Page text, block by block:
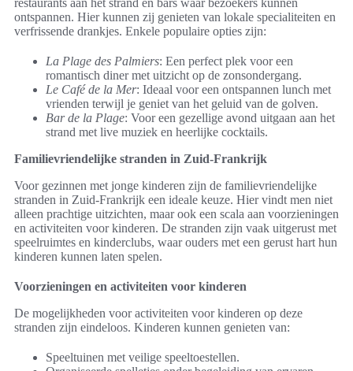
restaurants aan het strand en bars waar bezoekers kunnen
ontspannen. Hier kunnen zij genieten van lokale specialiteiten en
verfrissende drankjes. Enkele populaire opties zijn:
La Plage des Palmiers: Een perfect plek voor een
romantisch diner met uitzicht op de zonsondergang.
Le Café de la Mer: Ideaal voor een ontspannen lunch met
vrienden terwijl je geniet van het geluid van de golven.
Bar de la Plage: Voor een gezellige avond uitgaan aan het
strand met live muziek en heerlijke cocktails.
Familievriendelijke stranden in Zuid-Frankrijk
Voor gezinnen met jonge kinderen zijn de familievriendelijke
stranden in Zuid-Frankrijk een ideale keuze. Hier vindt men niet
alleen prachtige uitzichten, maar ook een scala aan voorzieningen
en activiteiten voor kinderen. De stranden zijn vaak uitgerust met
speelruimtes en kinderclubs, waar ouders met een gerust hart hun
kinderen kunnen laten spelen.
Voorzieningen en activiteiten voor kinderen
De mogelijkheden voor activiteiten voor kinderen op deze
stranden zijn eindeloos. Kinderen kunnen genieten van:
Speeltuinen met veilige speeltoestellen.